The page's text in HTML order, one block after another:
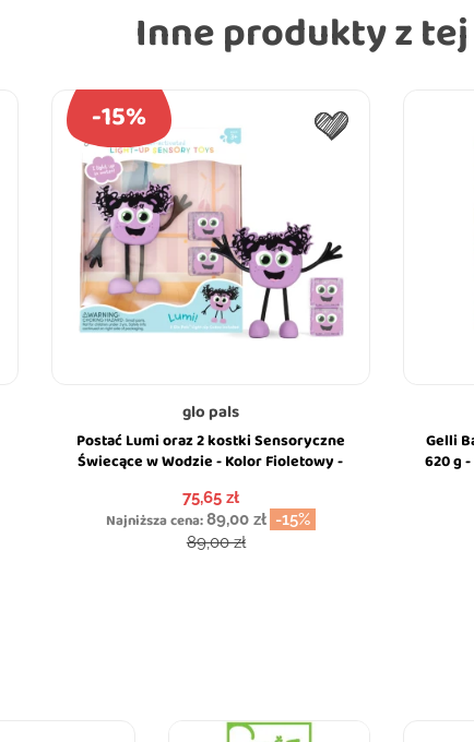
Inne produkty z tej
glo pals
Postać Lumi oraz 2 kostki Sensoryczne
Świecące w Wodzie - Kolor Fioletowy -
Cena
75,65 zł
Najniższa cena:89,00 zł -15%
Cena podstawowa
89,00 zł
-15%
Gelli
620 g